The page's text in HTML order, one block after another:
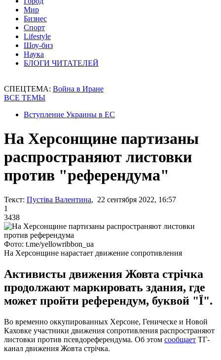
Мир
Бизнес
Спорт
Lifestyle
Шоу-биз
Наука
БЛОГИ ЧИТАТЕЛЕЙ
СПЕЦТЕМА: Война в Иране
ВСЕ ТЕМЫ
Вступление Украины в ЕС
На Херсонщине партизаны
распространяют листовки
против "референдума"
Текст: Пустіва Валентина, 22 сентября 2022, 16:57
1
3438
Фото: t.me/yellowribbon_ua
На Херсонщине нарастает движение сопротивления
Активисты движения Жовта стрічка
продолжают маркировать здания, где
может пройти референдум, буквой "Ї".
Во временно оккупированных Херсоне, Геническе и Новой
Каховке участники движения сопротивления распространяют
листовки против псевдореферендума. Об этом сообщает ТГ-
канал движения Жовта стрічка.